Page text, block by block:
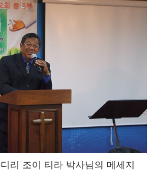
리 조이 티라 박사님의 메세지